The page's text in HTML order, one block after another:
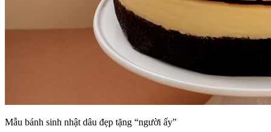
Mẫu bánh sinh nhật dâu đẹp tặng “người ấy”